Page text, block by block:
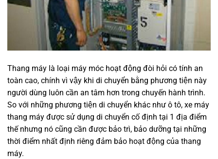
Thang máy là loại máy móc hoạt động đòi hỏi có tính an
toàn cao, chính vì vậy khi di chuyển bằng phương tiện này
người dùng luôn cần an tâm hơn trong chuyến hành trình.
So với những phương tiện di chuyển khác như ô tô, xe máy
thang máy được sử dụng di chuyển cố định tại 1 địa điểm
thế nhưng nó cũng cần được bảo trì, bảo dưỡng tại những
thời điểm nhất định riêng đảm bảo hoạt động của thang
máy.